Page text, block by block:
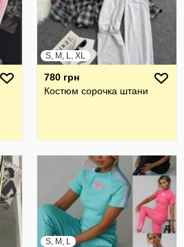
S, M, L, XL
780 грн
Костюм сорочка штани
S, M, L